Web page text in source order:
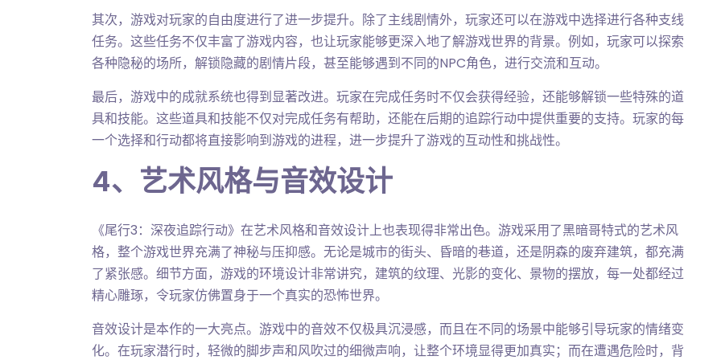
其次，游戏对玩家的自由度进行了进一步提升。除了主线剧情外，玩家还可以在游戏中选择进行各种支线
任务。这些任务不仅丰富了游戏内容，也让玩家能够更深入地了解游戏世界的背景。例如，玩家可以探索
各种隐秘的场所，解锁隐藏的剧情片段，甚至能够遇到不同的NPC角色，进行交流和互动。
最后，游戏中的成就系统也得到显著改进。玩家在完成任务时不仅会获得经验，还能够解锁一些特殊的道
具和技能。这些道具和技能不仅对完成任务有帮助，还能在后期的追踪行动中提供重要的支持。玩家的每
一个选择和行动都将直接影响到游戏的进程，进一步提升了游戏的互动性和挑战性。
4、艺术风格与音效设计
《尾行3：深夜追踪行动》在艺术风格和音效设计上也表现得非常出色。游戏采用了黑暗哥特式的艺术风
格，整个游戏世界充满了神秘与压抑感。无论是城市的街头、昏暗的巷道，还是阴森的废弃建筑，都充满
了紧张感。细节方面，游戏的环境设计非常讲究，建筑的纹理、光影的变化、景物的摆放，每一处都经过
精心雕琢，令玩家仿佛置身于一个真实的恐怖世界。
音效设计是本作的一大亮点。游戏中的音效不仅极具沉浸感，而且在不同的场景中能够引导玩家的情绪变
化。在玩家潜行时，轻微的脚步声和风吹过的细微声响，让整个环境显得更加真实；而在遭遇危险时，背